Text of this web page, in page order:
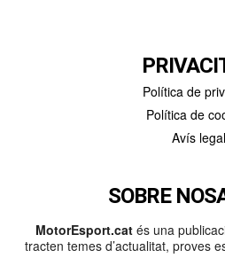
Política de
Política de
Avís legal
SOBRE
MotorEsport.cat és una
tracten temes d’actualitat, proves